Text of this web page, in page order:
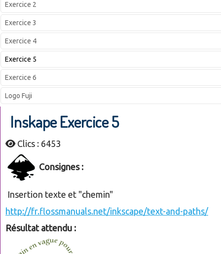
Exercice 2
Exercice 3
Exercice 4
Exercice 5
Exercice 6
Logo Fuji
Inskape Exercice 5
Clics : 6453
Consignes :
Insertion texte et "chemin"
http://fr.flossmanuals.net/inkscape/text-and-paths/
Résultat attendu :